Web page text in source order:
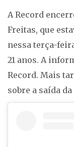
A Record
Freitas, que
nessa terça-
21 anos. A
Record. Mais
sobre a saída